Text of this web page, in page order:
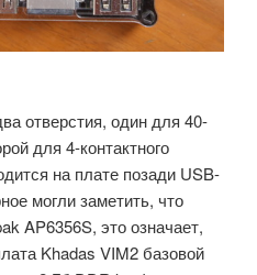
отверстия, один для 40-
для 4-контактного
на плате позади USB-
могли заметить, что
AP6356S, это означает,
Khadas VIM2 базовой